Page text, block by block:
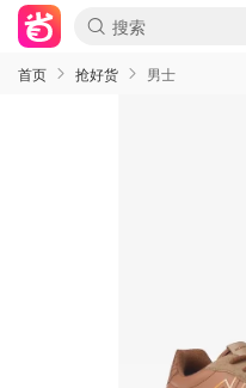
首页 抢好货 男士